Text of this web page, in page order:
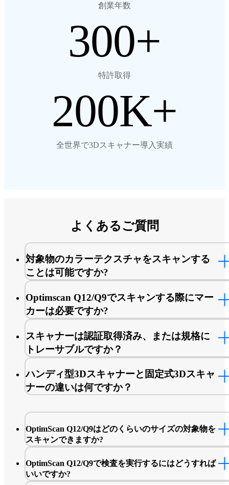
創業年数
300
特許取得
200
全世界で3Dスキャナー導入実績
よくあるご質問
対象物のカラーテクスチャをスキャンする
ことは可能ですか?
いいえ。OptimScan Q12/Q9には、物体のテクスチャ情
キャプチャするためのカラーカメラはありません。
Optimscan Q12/Q9でスキャンする際にマー
カーは必要ですか?
OptimScan Q12/Q9はマーカーレススキャンに対応して
す。より高い精度が求められる場合は、1mm、2mm、
は4mmの非反射マーカーを認識できます。
スキャナーは認証取得済み、または規格に
トレーサブルですか？
SHINING 3D精度試験所とは →
ハンディ型3Dスキャナーと固定式3Dスキャ
ナーの違いは何ですか？
OptimScan Q12/Q9はどのくらいのサイズの対象物を
スキャンできますか?
自動車、電子機器、金型製造などの高精度アプリケー
ン シナリオでは、小型から中型の対象物にOptimScan
Q12/Q9を使用することをお勧めします。
OptimScan Q12/Q9で検査を実行するにはどうすれば
いいですか?